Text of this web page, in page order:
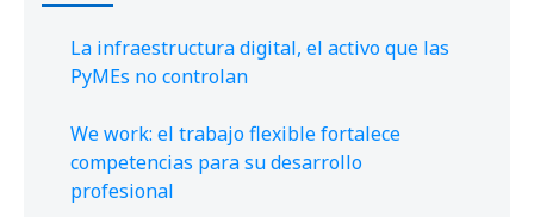
La infraestructura digital, el activo que las
PyMEs no controlan
We work: el trabajo flexible fortalece
competencias para su desarrollo
profesional